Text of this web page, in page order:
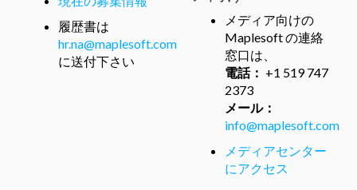
履歴書は
hr.na@maplesoft.com
に送付下さい
メディア向けの
Maplesoft の連絡
窓口は、
電話： +1 519 747
2373
メール：
info@maplesoft.com
メディアセンター
にアクセス